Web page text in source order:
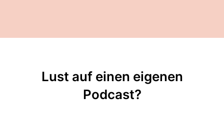
Lust auf einen eigenen
Podcast?